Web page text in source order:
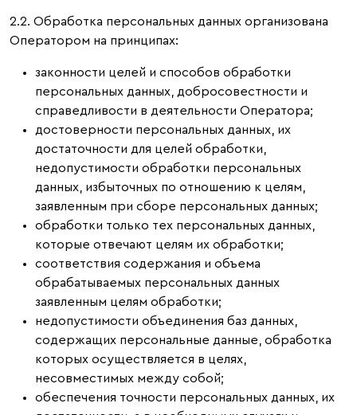
2.2. Обработка персональных данных организована
Оператором на принципах:
законности целей и способов обработки
персональных данных, добросовестности и
справедливости в деятельности Оператора;
достоверности персональных данных, их
достаточности для целей обработки,
недопустимости обработки персональных
данных, избыточных по отношению к целям,
заявленным при сборе персональных данных;
обработки только тех персональных данных,
которые отвечают целям их обработки;
соответствия содержания и объема
обрабатываемых персональных данных
заявленным целям обработки;
недопустимости объединения баз данных,
содержащих персональные данные, обработка
которых осуществляется в целях,
несовместимых между собой;
обеспечения точности персональных данных, их